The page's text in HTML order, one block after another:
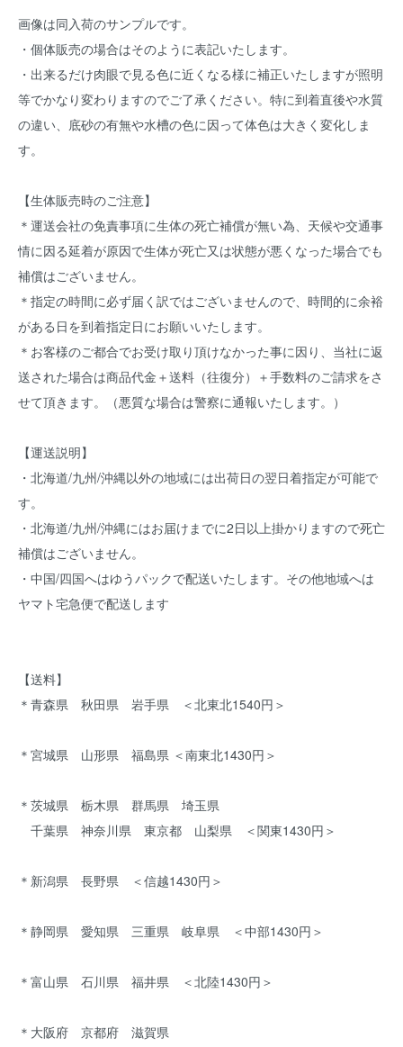
画像は同入荷のサンプルです。
・個体販売の場合はそのように表記いたします。
・出来るだけ肉眼で見る色に近くなる様に補正いたしますが照明
等でかなり変わりますのでご了承ください。特に到着直後や水質
の違い、底砂の有無や水槽の色に因って体色は大きく変化しま
す。
【生体販売時のご注意】
＊運送会社の免責事項に生体の死亡補償が無い為、天候や交通事
情に因る延着が原因で生体が死亡又は状態が悪くなった場合でも
補償はございません。
＊指定の時間に必ず届く訳ではございませんので、時間的に余裕
がある日を到着指定日にお願いいたします。
＊お客様のご都合でお受け取り頂けなかった事に因り、当社に返
送された場合は商品代金＋送料（往復分）＋手数料のご請求をさ
せて頂きます。（悪質な場合は警察に通報いたします。）
【運送説明】
・北海道/九州/沖縄以外の地域には出荷日の翌日着指定が可能で
す。
・北海道/九州/沖縄にはお届けまでに2日以上掛かりますので死亡
補償はございません。
・中国/四国へはゆうパックで配送いたします。その他地域へは
ヤマト宅急便で配送します
【送料】
＊青森県 秋田県 岩手県 ＜北東北1540円＞
＊宮城県 山形県 福島県 ＜南東北1430円＞
＊茨城県 栃木県 群馬県 埼玉県
千葉県 神奈川県 東京都 山梨県 ＜関東1430円＞
＊新潟県 長野県 ＜信越1430円＞
＊静岡県 愛知県 三重県 岐阜県 ＜中部1430円＞
＊富山県 石川県 福井県 ＜北陸1430円＞
＊大阪府 京都府 滋賀県